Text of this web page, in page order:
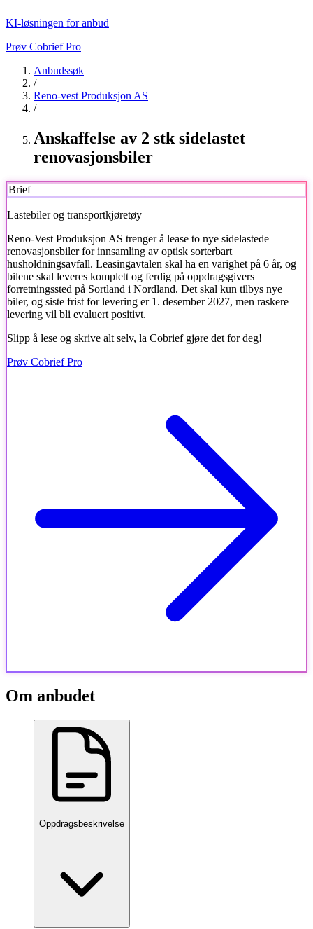
KI-løsningen for anbud
Prøv Cobrief Pro
Anbudssøk
/
Reno-vest Produksjon AS
/
Anskaffelse av 2 stk sidelastet
renovasjonsbiler
Brief
Lastebiler og transportkjøretøy
Reno-Vest Produksjon AS trenger å lease to nye sidelastede
renovasjonsbiler for innsamling av optisk sorterbart
husholdningsavfall. Leasingavtalen skal ha en varighet på 6 år, og
bilene skal leveres komplett og ferdig på oppdragsgivers
forretningssted på Sortland i Nordland. Det skal kun tilbys nye
biler, og siste frist for levering er 1. desember 2027, men raskere
levering vil bli evaluert positivt.
Slipp å lese og skrive alt selv, la Cobrief gjøre det for deg!
Prøv Cobrief Pro
Om anbudet
Oppdragsbeskrivelse